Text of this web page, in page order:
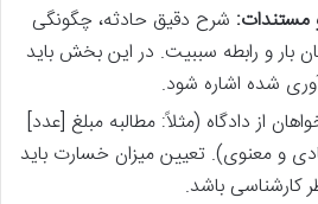
مستندات: شرح دقیق حادثه، چگونگی
بار و رابطه سببیت. در این بخش باید
شده اشاره شود.
از دادگاه (مثلاً: مطالبه مبلغ [عدد]
و معنوی). تعیین میزان خسارت باید
کارشناسی باشد.